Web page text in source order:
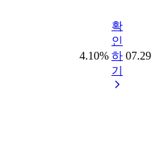
4.10%
확
인
하
기
07.29